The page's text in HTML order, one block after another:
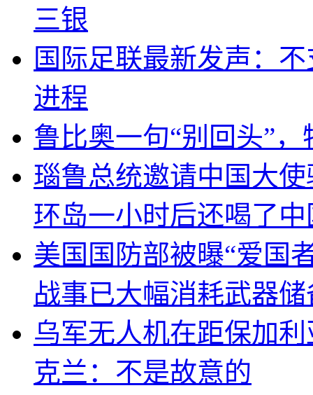
三银
国际足联最新发声：
进程
鲁比奥一句“别回头”
瑙鲁总统邀请中国大
环岛一小时后还喝了
美国国防部被曝“爱国
战事已大幅消耗武器储
乌军无人机在距保加
克兰：不是故意的